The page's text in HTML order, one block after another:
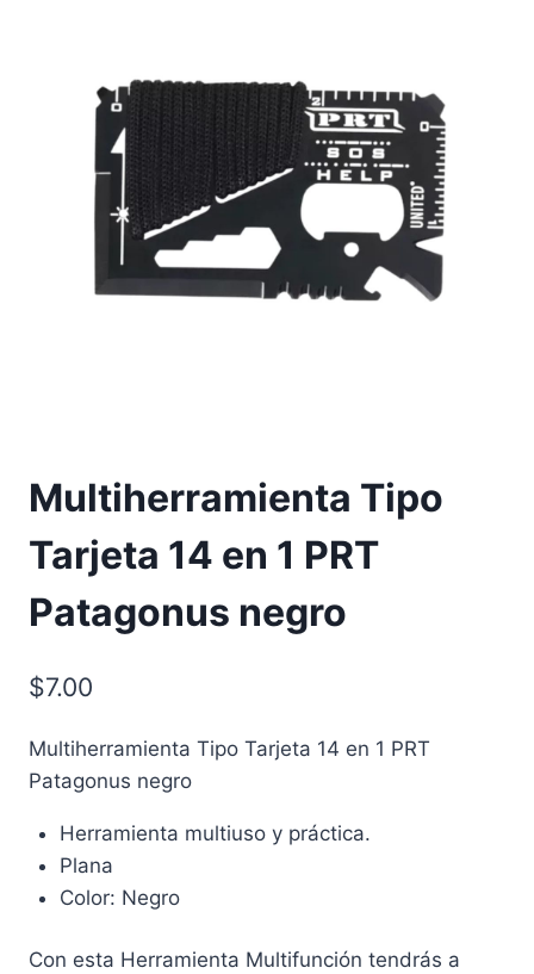
Multiherramienta Tipo
Tarjeta 14 en 1 PRT
Patagonus negro
$7.00
Multiherramienta Tipo Tarjeta 14 en 1 PRT
Patagonus negro
Herramienta multiuso y práctica.
Plana
Color: Negro
Con esta Herramienta Multifunción tendrás a